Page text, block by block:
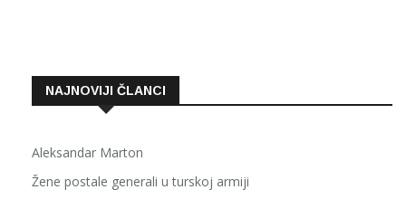
NAJNOVIJI ČLANCI
Aleksandar Marton
Žene postale generali u turskoj armiji